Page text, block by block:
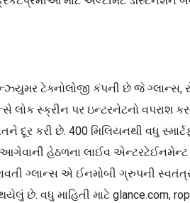
ટેક્નોલોજી કંપની છે જે ગ્લાન્સ,
લોક સ્ક્રીન પર ઇન્ટરનેટનો વપરાશ
દૂર કરી છે. 400 મિલિયનથી વધુ
હેઠળના લાઈવ એન્ટરટેઈનમેન્ટ
ધરાવતી ગ્લાન્સ એ ઈનમોબી ગ્રુપની
થયેલું છે. વધુ માહિતી માટે glance.com,